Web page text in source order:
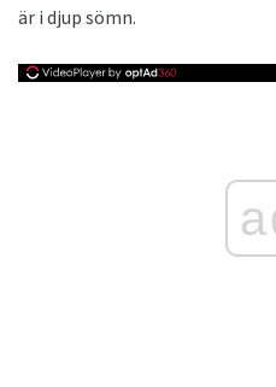
är i djup sömn.